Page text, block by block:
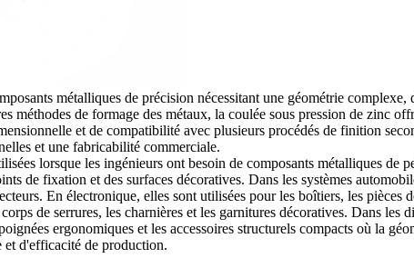
métalliques de précision nécessitant une géométrie
méthodes de formage des métaux, la coulée sous pression de zinc
et de compatibilité avec plusieurs procédés de finition
et une fabricabilité commerciale.
lorsque les ingénieurs ont besoin de composants métalliques de
de fixation et des surfaces décoratives. Dans les systèmes
En électronique, elles sont utilisées pour les boîtiers, les pièces
de serrures, les charnières et les garnitures décoratives. Dans les
ergonomiques et les accessoires structurels compacts où la
et d'efficacité de production.